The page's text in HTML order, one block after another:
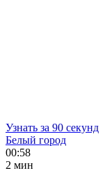
Узнать за 90 секунд
Белый город
00:58
2 мин